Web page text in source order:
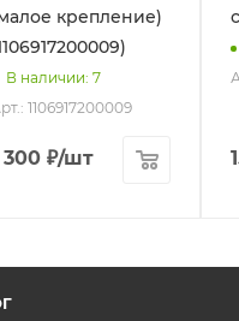
крепление)
В наличии: 7
1106917200009
300 ₽/шт